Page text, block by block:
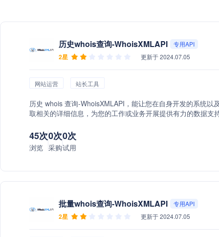
历史whois查询-WhoisXMLAPI 专用API
2星 更新于 2024.07.05
网站运营 站长工具
历史 whois 查询-WhoisXMLAPI，能让您在自身开发的系统
取相关的详细信息，为您的工作或业务开展提供有力的数据支
45次
浏览
0次
采购
0次
试用
批量whois查询-WhoisXMLAPI 专用API
2星 更新于 2024.07.05